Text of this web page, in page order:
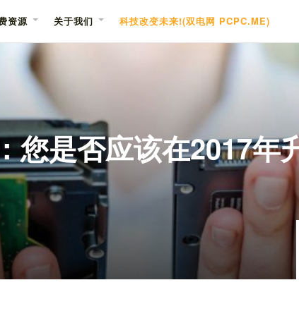
资源 关于我们 科技改变未来!(双电网 PCPC.ME)
您是否应该在2017年